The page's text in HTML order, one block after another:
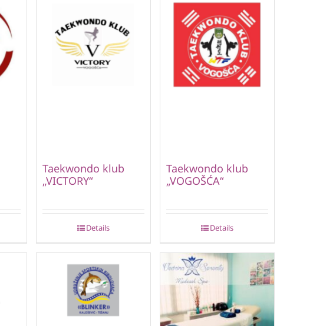
Taekwondo klub
„VICTORY“
Details
Taekwondo klub
„VOGOŠĆA“
Details